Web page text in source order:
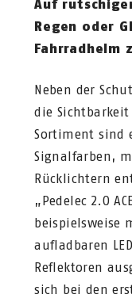
Auf
Regen oder
Fahrradhelm
Neben der
die Sichtbarkeit
Sortiment sind
Signalfarben,
Rücklichtern
„Pedelec 2.0
beispielsweise
aufladbaren
Reflektoren
sich bei den